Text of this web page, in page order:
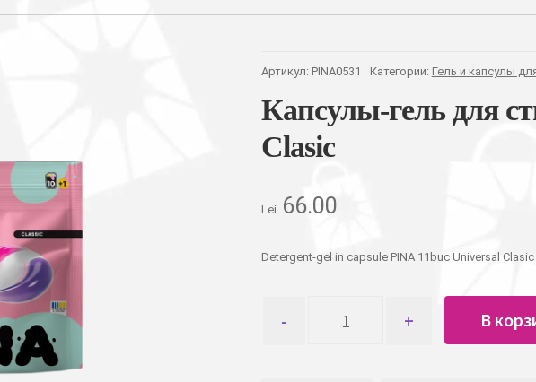
Артикул: PINA0531 Категории: Гель и капсулы
Капсулы-гель для
Clasic
Lei 66.00
Detergent-gel in capsule PINA 11buc Universal Clasic
товара
В